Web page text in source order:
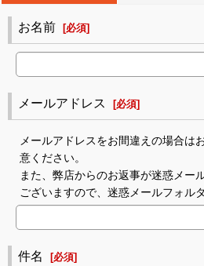
お名前 [必須]
メールアドレス [必須]
メールアドレスをお間違えの場合は
意ください。
また、弊店からのお返事が迷惑メー
ございますので、迷惑メールフォル
件名 [必須]